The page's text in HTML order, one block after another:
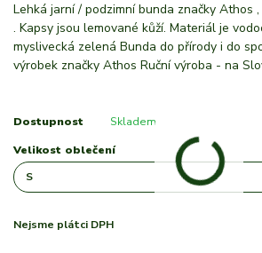
Lehká jarní / podzimní bunda značky Athos
. Kapsy jsou lemované kůží. Materiál je
myslivecká zelená Bunda do přírody i do
výrobek značky Athos Ruční výroba - na
Dostupnost Skladem
Velikost oblečení
Nejsme plátci DPH